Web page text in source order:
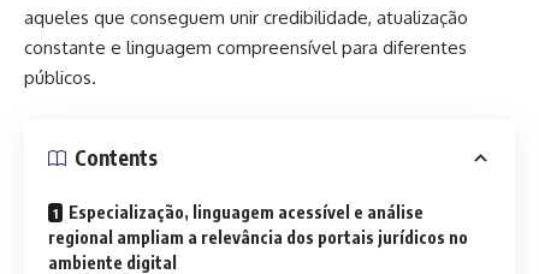
aqueles que conseguem unir credibilidade, atualização
constante e linguagem compreensível para diferentes
públicos.
Contents
Especialização, linguagem acessível e análise
regional ampliam a relevância dos portais jurídicos no
ambiente digital